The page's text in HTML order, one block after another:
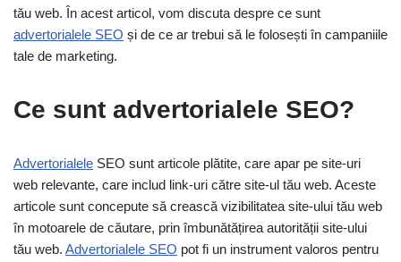
tău web. În acest articol, vom discuta despre ce sunt
advertorialele SEO și de ce ar trebui să le folosești în campaniile
tale de marketing.
Ce sunt advertorialele SEO?
Advertorialele SEO sunt articole plătite, care apar pe site-uri
web relevante, care includ link-uri către site-ul tău web. Aceste
articole sunt concepute să crească vizibilitatea site-ului tău web
în motoarele de căutare, prin îmbunătățirea autorității site-ului
tău web. Advertorialele SEO pot fi un instrument valoros pentru